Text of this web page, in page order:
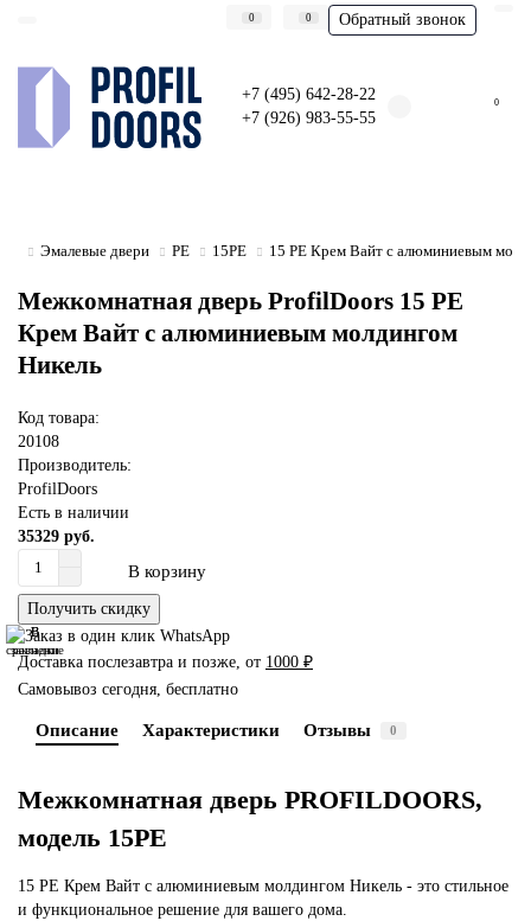
0 0 Обратный звонок
+7 (495) 642-28-22
+7 (926) 983-55-55
0
Эмалевые двери PE 15PE 15 PE Крем Вайт с алюминиевым
Межкомнатная дверь ProfilDoors 15 PE
Крем Вайт с алюминиевым молдингом
Никель
Код товара:
20108
Производитель:
ProfilDoors
Есть в наличии
35329 руб.
В корзину
Получить скидку
В
закладки
В
сравнение
Доставка послезавтра и позже, от 1000 ₽
Самовывоз сегодня, бесплатно
Описание Характеристики Отзывы 0
Межкомнатная дверь PROFILDOORS,
модель 15PE
15 PE Крем Вайт с алюминиевым молдингом Никель - это стильное
и функциональное решение для вашего дома.